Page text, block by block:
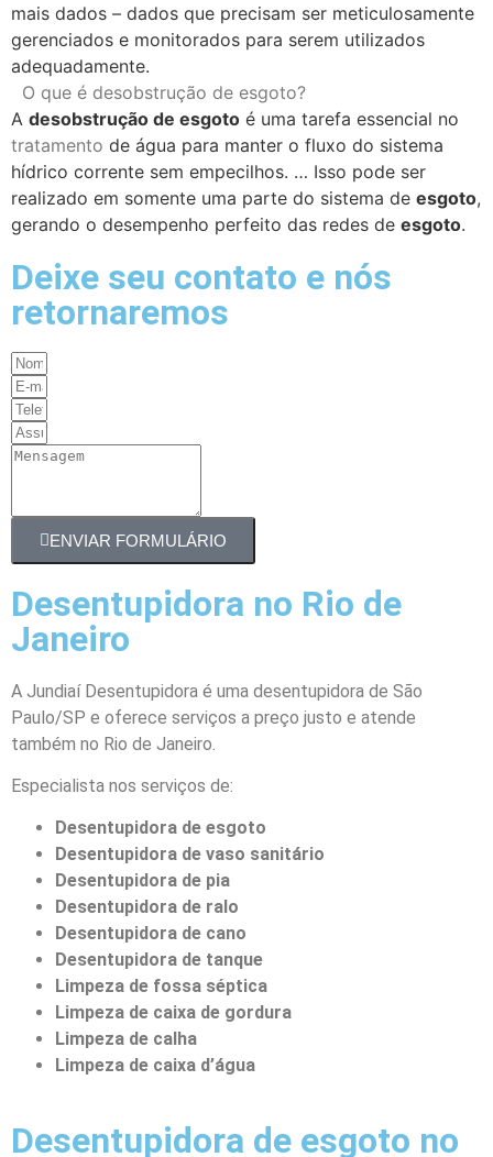
mais dados – dados que precisam ser meticulosamente
gerenciados e monitorados para serem utilizados
adequadamente.
O que é desobstrução de esgoto?
A desobstrução de esgoto é uma tarefa essencial no
tratamento de água para manter o fluxo do sistema
hídrico corrente sem empecilhos. … Isso pode ser
realizado em somente uma parte do sistema de esgoto,
gerando o desempenho perfeito das redes de esgoto.
Deixe seu contato e nós
retornaremos
ENVIAR FORMULÁRIO
Desentupidora no Rio de
Janeiro
A Jundiaí Desentupidora é uma desentupidora de São
Paulo/SP e oferece serviços a preço justo e atende
também no Rio de Janeiro.
Especialista nos serviços de:
Desentupidora de esgoto
Desentupidora de vaso sanitário
Desentupidora de pia
Desentupidora de ralo
Desentupidora de cano
Desentupidora de tanque
Limpeza de fossa séptica
Limpeza de caixa de gordura
Limpeza de calha
Limpeza de caixa d’água
Desentupidora de esgoto no